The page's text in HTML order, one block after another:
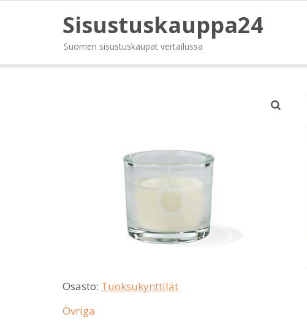
Sisustuskauppa24
Suomen sisustuskaupat vertailussa
Osasto: Tuoksukynttilät
Övriga